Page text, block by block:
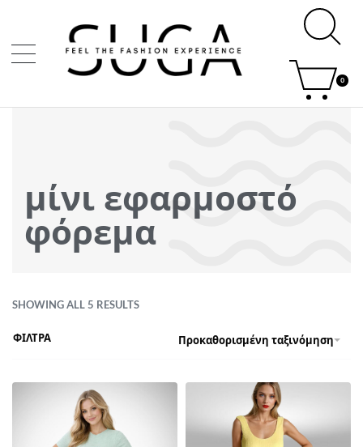
0
μίνι εφαρμοστό
φόρεμα
SHOWING ALL 5 RESULTS
Προκαθορισμένη ταξινόμηση
ΦΙΛΤΡΑ